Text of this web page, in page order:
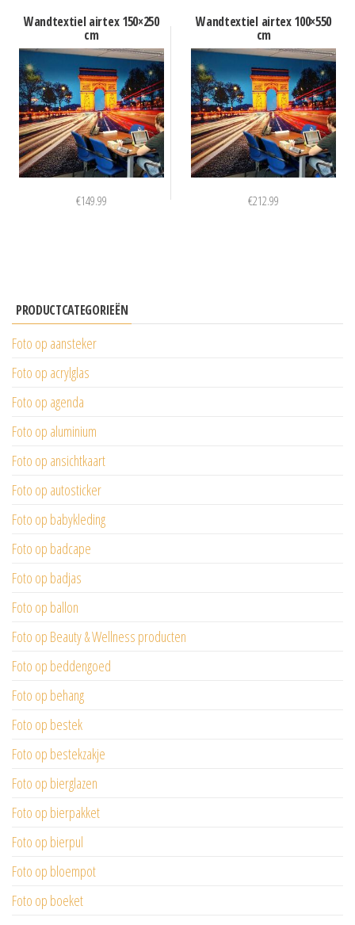
Wandtextiel airtex 150×250
cm
€149.99
Wandtextiel airtex 100×550
cm
€212.99
PRODUCTCATEGORIEËN
Foto op aansteker
Foto op acrylglas
Foto op agenda
Foto op aluminium
Foto op ansichtkaart
Foto op autosticker
Foto op babykleding
Foto op badcape
Foto op badjas
Foto op ballon
Foto op Beauty & Wellness producten
Foto op beddengoed
Foto op behang
Foto op bestek
Foto op bestekzakje
Foto op bierglazen
Foto op bierpakket
Foto op bierpul
Foto op bloempot
Foto op boeket